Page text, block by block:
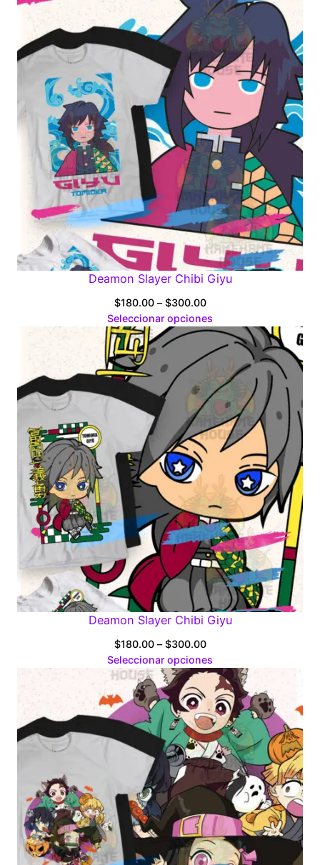
through
$300.00
Deamon Slayer Chibi Giyu
$180.00 – $300.00Price
range:
$180.00
through
$300.00
Seleccionar opciones
Deamon Slayer Chibi Giyu
$180.00 – $300.00Price
range:
$180.00
through
$300.00
Seleccionar opciones